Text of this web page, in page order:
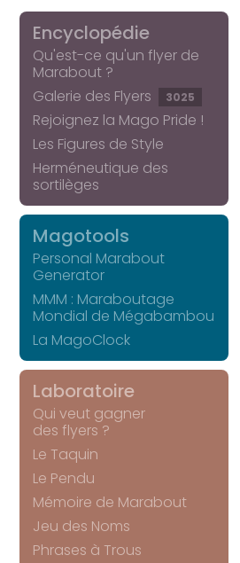
Encyclopédie
Qu'est-ce qu'un flyer de
Marabout ?
Galerie des Flyers
3025
Rejoignez la Mago Pride !
Les Figures de Style
Herméneutique des
sortilèges
Magotools
Personal Marabout
Generator
MMM : Maraboutage
Mondial de Mégabambou
La MagoClock
Laboratoire
Qui veut gagner
des flyers ?
Le Taquin
Le Pendu
Mémoire de Marabout
Jeu des Noms
Phrases à Trous